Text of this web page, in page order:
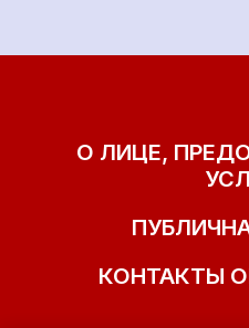
О ЛИЦЕ,
КОНТАКТЫ